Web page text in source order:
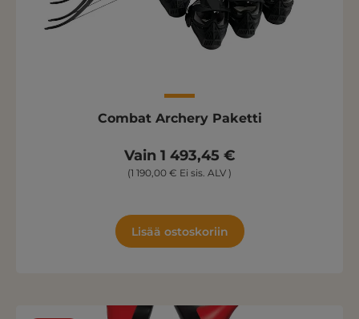
Combat Archery Paketti
Vain 1 493,45 €
(1 190,00 € Ei sis. ALV )
Lisää ostoskoriin